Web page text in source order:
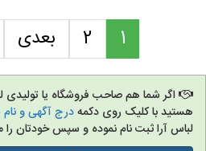
1
2 بعدی
اگر شما هم صاحب فروشگاه یا
هستید با کلیک روی دکمهدرج آگهی و
لباس آرا ثبت نام نموده و سپس خودتان را